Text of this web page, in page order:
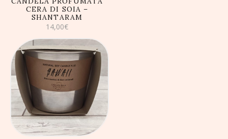
CERA DI SOIA –
SHANTARAM
14,00€
AGGIUNGI AL
CARRELLO